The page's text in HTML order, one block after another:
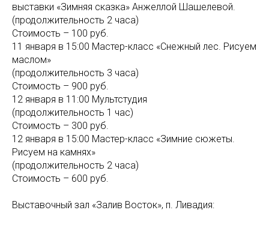
выставки «Зимняя сказка» Анжеллой Шашелевой.
(продолжительность 2 часа)
Стоимость – 100 руб.
11 января в 15:00 Мастер-класс «Снежный лес. Рисуем
маслом»
(продолжительность 3 часа)
Стоимость – 900 руб.
12 января в 11:00 Мультстудия
(продолжительность 1 час)
Стоимость – 300 руб.
12 января в 15:00 Мастер-класс «Зимние сюжеты.
Рисуем на камнях»
(продолжительность 2 часа)
Стоимость – 600 руб.
Выставочный зал «Залив Восток», п. Ливадия: